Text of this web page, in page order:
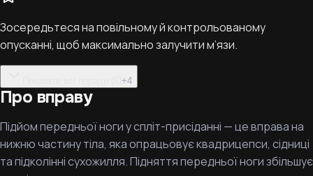
Зосередьтеся на повільному й контрольованому
опусканні, щоб максимально залучити м’язи.
+4
Про вправу
Підйом передньої ноги у спліт-присіданні — це вправа на
нижню частину тіла, яка опрацьовує квадрицепси, сідниці
та підколінні сухожилля. Підняття передньої ноги збільшує